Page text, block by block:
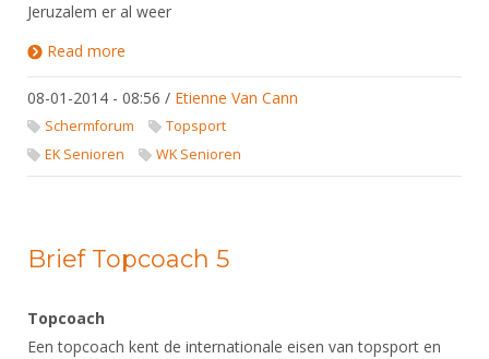
Jeruzalem er al weer
Read more
08-01-2014 - 08:56 / Etienne Van Cann
Schermforum
Topsport
EK Senioren
WK Senioren
Brief Topcoach 5
Topcoach
Een topcoach kent de internationale eisen van topsport en